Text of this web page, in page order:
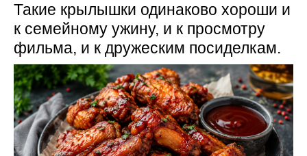
Такие крылышки одинаково хороши и
к семейному ужину, и к просмотру
фильма, и к дружеским посиделкам.